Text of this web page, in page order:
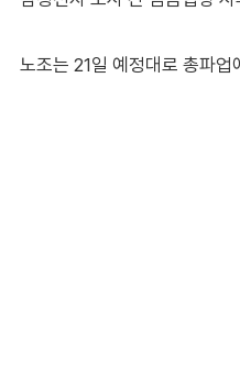
노조는 21일 예정대로 총파